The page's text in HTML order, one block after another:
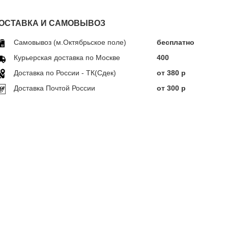
И САМОВЫВОЗ
Самовывоз (м.Октябрьское поле)
бесплатно
Курьерская доставка по Москве
400
Доставка по Росcии - ТК(Сдек)
от 380 р
Доставка Почтой России
от 300 р